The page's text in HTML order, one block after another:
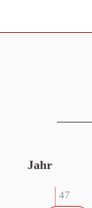
Jahr
47